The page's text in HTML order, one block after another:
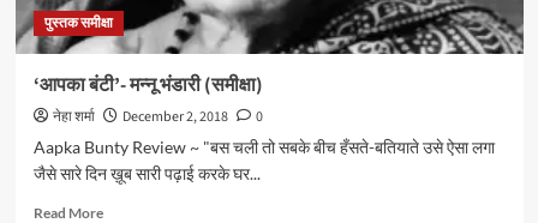
पुस्तक समीक्षा
‘आपका बंटी’- मन्नू भंडारी (समीक्षा)
नेहा शर्मा December 2, 2018
0
Aapka Bunty Review ~ "बस चली तो सबके बीच हँसते-बतियाते उसे ऐसा लगा
जैसे सारे दिन ख़ूब सारी पढ़ाई करके घर...
Read MoreRead